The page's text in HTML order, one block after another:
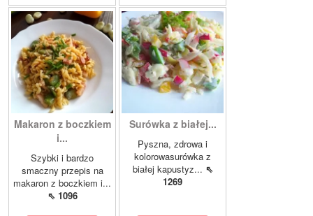
Makaron z boczkiem
i...
Szybki i bardzo
smaczny przepis na
makaron z boczkiem i...
⇖ 1096
Surówka z białej...
Pyszna, zdrowa i
kolorowasurówka z
białej kapustyz... ⇖
1269